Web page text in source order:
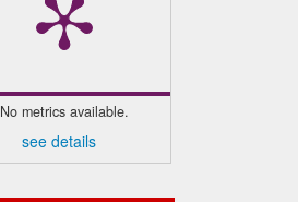
No metrics available.
see details